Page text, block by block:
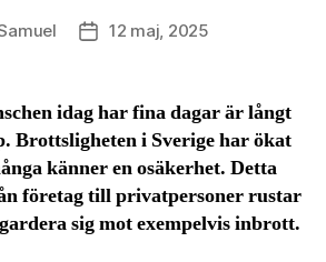
Inläggsdatum
12 maj, 2025
idag har fina dagar är långt
Brottsligheten i Sverige har ökat
känner en osäkerhet. Detta
företag till privatpersoner rustar
sig mot exempelvis inbrott.